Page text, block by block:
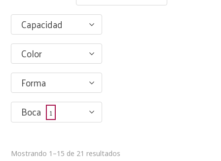
Capacidad
Color
Forma
Boca
1
Mostrando 1–15 de 21 resultados